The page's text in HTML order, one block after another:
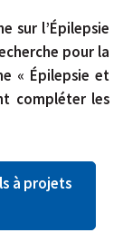
sur l’Épilepsie
pour la
« Épilepsie et
compléter les
à projets